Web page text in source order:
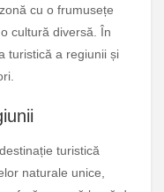
cu o frumusețe
cultură diversă. În
turistică a regiunii și
turistică
naturale unice,